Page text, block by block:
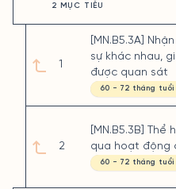
2 MỤC TIÊU
1
2
[MN.B5.3A]
sự khác nhau,
được quan sát
60 - 72 tháng tuổi
[MN.B5.3B]
qua hoạt động
60 - 72 tháng tuổi